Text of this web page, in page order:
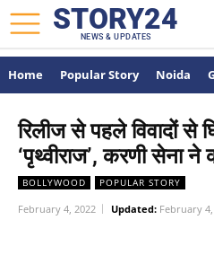
STORY24
NEWS & UPDATES
Home Popular Story Noida
रिलीज से पहले विवादों से
‘पृथ्वीराज’, करणी सेना ने
BOLLYWOOD POPULAR STORY
February 4, 2022 Updated: February